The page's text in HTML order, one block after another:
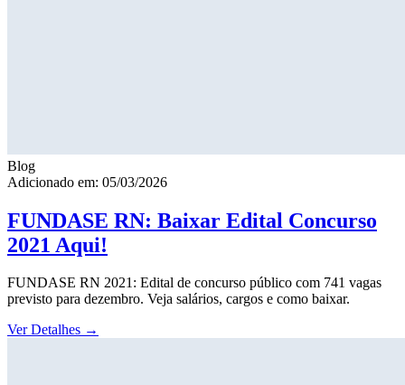
Blog
Adicionado em: 05/03/2026
FUNDASE RN: Baixar Edital Concurso
2021 Aqui!
FUNDASE RN 2021: Edital de concurso público com 741 vagas
previsto para dezembro. Veja salários, cargos e como baixar.
Ver Detalhes →